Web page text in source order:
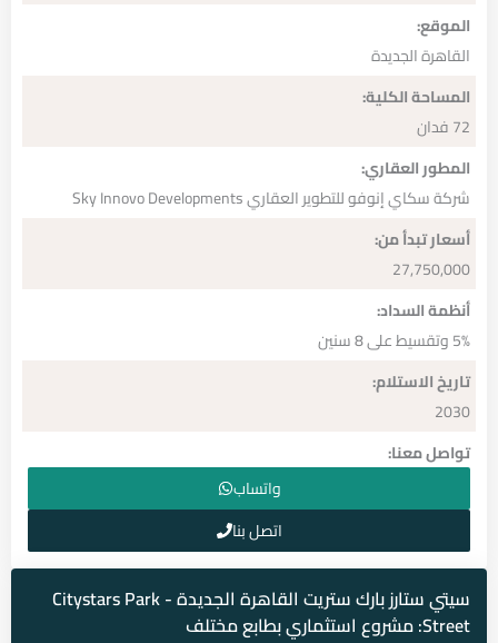
الموقع:
القاهرة الجديدة
المساحة الكلية:
72 فدان
المطور العقاري:
شركة سكاي إنوفو للتطوير العقاري Sky Innovo Developments
أسعار تبدأ من:
27,750,000
أنظمة السداد:
5% وتقسيط على 8 سنين
تاريخ الاستلام:
2030
تواصل معنا:
واتساب
اتصل بنا
سيتي ستارز بارك ستريت القاهرة الجديدة - Citystars Park
Street: مشروع استثماري بطابع مختلف